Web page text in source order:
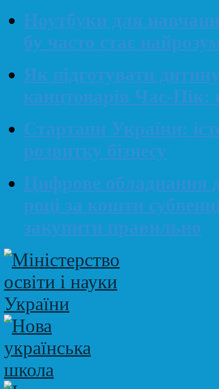
Ноутбуки для
бу часто стає
Як підготувати
канцтоварів Час-Пік:
Стартапи України:
розвитку бізнесу
Цифрове обладнання
році за кошти
закупити правильно